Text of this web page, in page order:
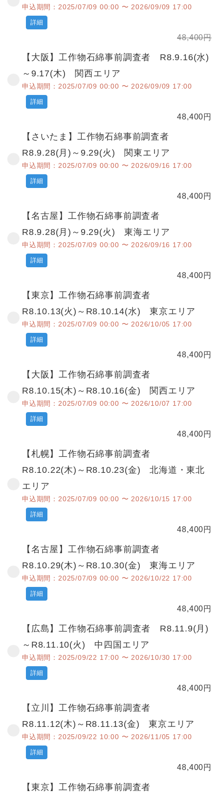
申込期間：2025/07/09 00:00 〜 2026/09/09 17:00
詳細
48,400円
【大阪】工作物石綿事前調査者 R8.9.16(水)
～9.17(木) 関西エリア
申込期間：2025/07/09 00:00 〜 2026/09/09 17:00
詳細
48,400円
【さいたま】工作物石綿事前調査者
R8.9.28(月)～9.29(火) 関東エリア
申込期間：2025/07/09 00:00 〜 2026/09/16 17:00
詳細
48,400円
【名古屋】工作物石綿事前調査者
R8.9.28(月)～9.29(火) 東海エリア
申込期間：2025/07/09 00:00 〜 2026/09/16 17:00
詳細
48,400円
【東京】工作物石綿事前調査者
R8.10.13(火)～R8.10.14(水) 東京エリア
申込期間：2025/07/09 00:00 〜 2026/10/05 17:00
詳細
48,400円
【大阪】工作物石綿事前調査者
R8.10.15(木)～R8.10.16(金) 関西エリア
申込期間：2025/07/09 00:00 〜 2026/10/07 17:00
詳細
48,400円
【札幌】工作物石綿事前調査者
R8.10.22(木)～R8.10.23(金) 北海道・東北
エリア
申込期間：2025/07/09 00:00 〜 2026/10/15 17:00
詳細
48,400円
【名古屋】工作物石綿事前調査者
R8.10.29(木)～R8.10.30(金) 東海エリア
申込期間：2025/07/09 00:00 〜 2026/10/22 17:00
詳細
48,400円
【広島】工作物石綿事前調査者 R8.11.9(月)
～R8.11.10(火) 中四国エリア
申込期間：2025/09/22 17:00 〜 2026/10/30 17:00
詳細
48,400円
【立川】工作物石綿事前調査者
R8.11.12(木)～R8.11.13(金) 東京エリア
申込期間：2025/09/22 10:00 〜 2026/11/05 17:00
詳細
48,400円
【東京】工作物石綿事前調査者